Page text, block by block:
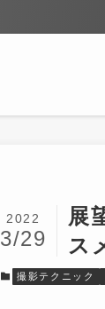
展
ス
2022
3/29
撮影テクニック